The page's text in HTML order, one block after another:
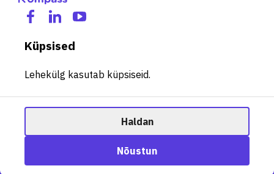
Ametisoovitaja
Küpsised
Lehekülg kasutab küpsiseid.
Haldan
Nõustun